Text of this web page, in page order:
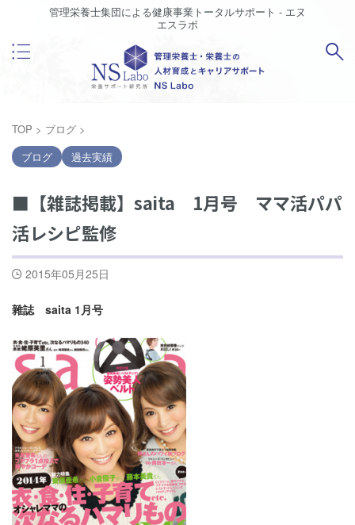
管理栄養士集団による健康事業トータルサポート - エヌ
エスラボ
TOP > ブログ >
ブログ
過去実績
■【雑誌掲載】saita 1月号 ママ活パパ
活レシピ監修
2015年05月25日
雜誌 saita 1月号